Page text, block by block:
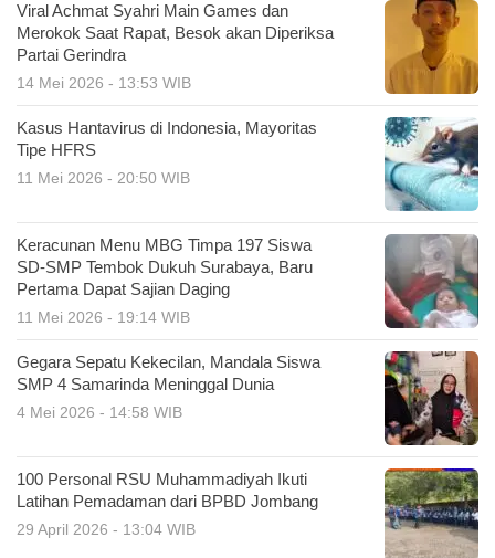
Viral Achmat Syahri Main Games dan
Merokok Saat Rapat, Besok akan Diperiksa
Partai Gerindra
14 Mei 2026 - 13:53 WIB
Kasus Hantavirus di Indonesia, Mayoritas
Tipe HFRS
11 Mei 2026 - 20:50 WIB
Keracunan Menu MBG Timpa 197 Siswa
SD-SMP Tembok Dukuh Surabaya, Baru
Pertama Dapat Sajian Daging
11 Mei 2026 - 19:14 WIB
Gegara Sepatu Kekecilan, Mandala Siswa
SMP 4 Samarinda Meninggal Dunia
4 Mei 2026 - 14:58 WIB
100 Personal RSU Muhammadiyah Ikuti
Latihan Pemadaman dari BPBD Jombang
29 April 2026 - 13:04 WIB